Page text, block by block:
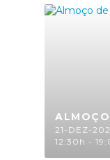
21-DEZ-
12:30h -